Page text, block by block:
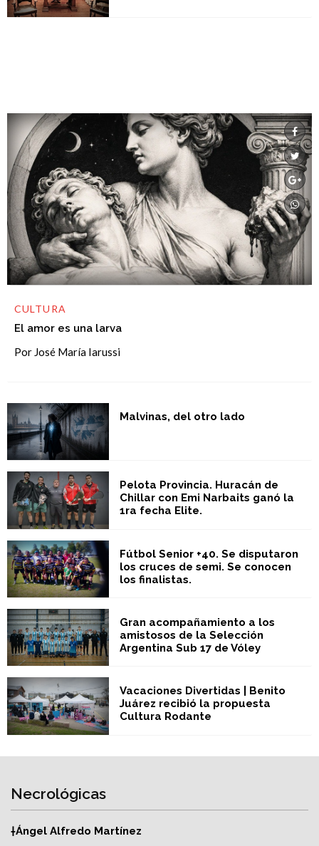
CULTURA
El amor es una larva
Por José María Iarussi
Malvinas, del otro lado
Pelota Provincia. Huracán de
Chillar con Emi Narbaits ganó la
1ra fecha Elite.
Fútbol Senior +40. Se disputaron
los cruces de semi. Se conocen
los finalistas.
Gran acompañamiento a los
amistosos de la Selección
Argentina Sub 17 de Vóley
Vacaciones Divertidas | Benito
Juárez recibió la propuesta
Cultura Rodante
Necrológicas
†Ángel Alfredo Martínez